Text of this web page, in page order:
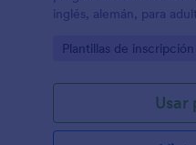
inglés, alemán, para
Go to Category:
Plantillas de
Usar